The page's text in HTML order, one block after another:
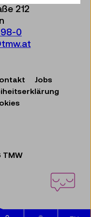
212
0
Jobs